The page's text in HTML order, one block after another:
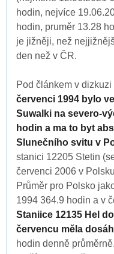
hodin, nejvíce
hodin, pruměr 13.28
je jižněji, než
den než v ČR.
Pod článkem v
červenci 1994 bylo
Suwalki na severo-
hodin a ma to byt
Slunečního svitu v
stanici 12205 Stetin
červenci 2006 v
Průměr pro Polsko
1994 364.9 hodin a v
Staniice 12135 Hel
červencu měla
hodin denně